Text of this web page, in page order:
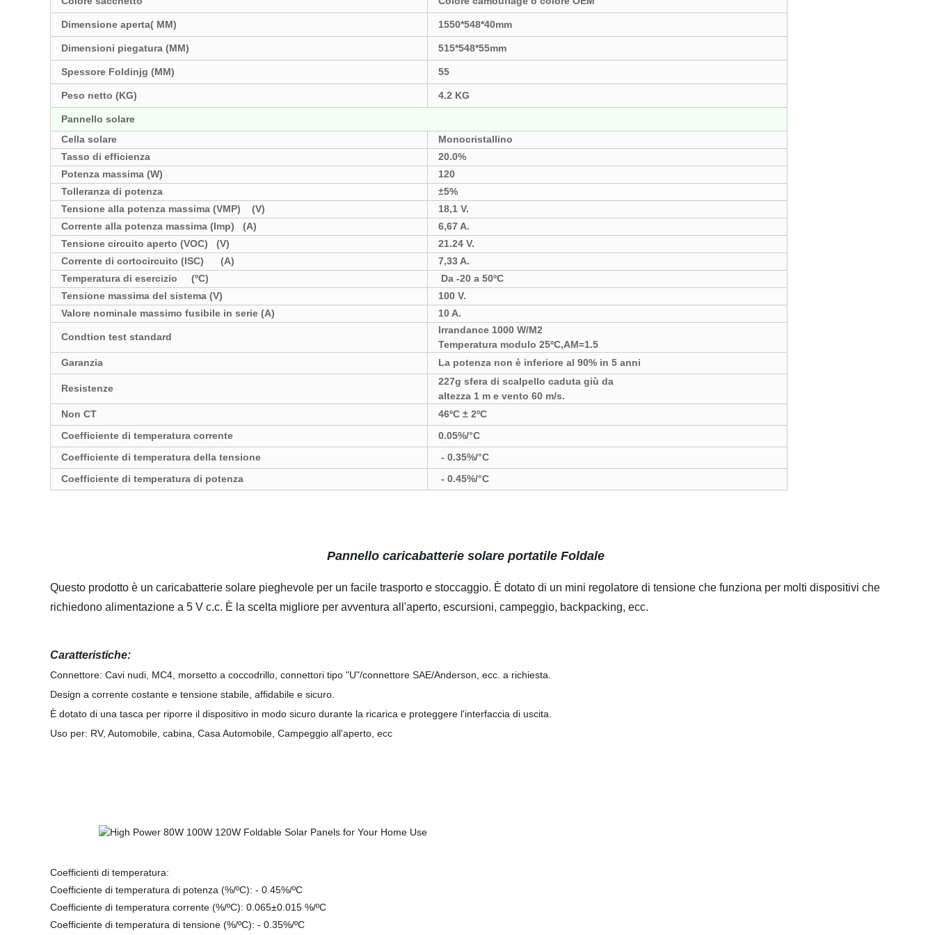
Dimensione aperta( MM) 1550*548*40mm
Dimensioni piegatura (MM) 515*548*55mm
Spessore Foldinjg (MM) 55
Peso netto (KG) 4.2 KG
Pannello solare
Cella solare
Monocristallino
Tasso di efficienza
20.0%
Potenza massima (W)
120
Tolleranza di potenza
±5%
Tensione alla potenza massima (VMP) (V)
18,1 V.
Corrente alla potenza massima (Imp) (A)
6,67 A.
Tensione circuito aperto (VOC) (V)
21.24 V.
Corrente di cortocircuito (ISC) (A)
7,33 A.
Temperatura di esercizio (ºC)
Da -20 a 50ºC
Tensione massima del sistema (V)
100 V.
Valore nominale massimo fusibile in serie (A)
10 A.
Condtion test standard
Irrandance 1000 W/M2
Temperatura modulo 25ºC,AM=1.5
Garanzia
La potenza non è inferiore al 90% in 5 anni
Resistenze
227g sfera di scalpello caduta giù da
altezza 1 m e vento 60 m/s.
Non CT
46ºC ± 2ºC
Coefficiente di temperatura corrente
0.05%/°C
Coefficiente di temperatura della tensione
- 0.35%/°C
Coefficiente di temperatura di potenza
- 0.45%/°C
Pannello caricabatterie solare portatile Foldale
Questo prodotto è un caricabatterie solare pieghevole per un facile trasporto e stoccaggio. È dotato di un mini regolatore di tensione che funziona per molti dispositivi che
richiedono alimentazione a 5 V c.c. È la scelta migliore per avventura all'aperto, escursioni, campeggio, backpacking, ecc.
Caratteristiche:
Connettore: Cavi nudi, MC4, morsetto a coccodrillo, connettori tipo "U"/connettore SAE/Anderson, ecc. a richiesta.
Design a corrente costante e tensione stabile, affidabile e sicuro.
È dotato di una tasca per riporre il dispositivo in modo sicuro durante la ricarica e proteggere l'interfaccia di uscita.
Uso per: RV, Automobile, cabina, Casa Automobile, Campeggio all'aperto, ecc
Coefficienti di temperatura:
Coefficiente di temperatura di potenza (%/ºC): - 0.45%/ºC
Coefficiente di temperatura corrente (%/ºC): 0.065±0.015 %/ºC
Coefficiente di temperatura di tensione (%/ºC): - 0.35%/ºC